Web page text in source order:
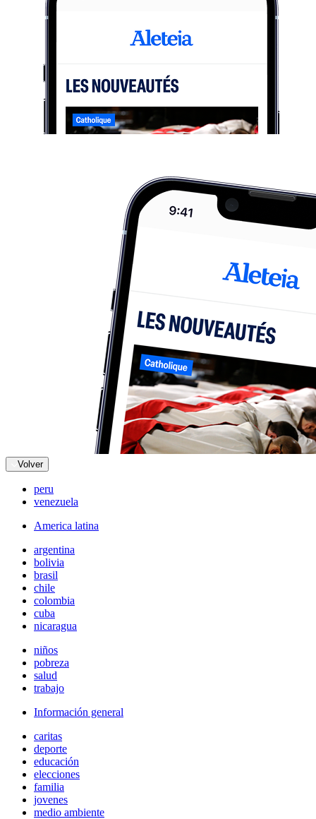
Volver
peru
venezuela
America latina
argentina
bolivia
brasil
chile
colombia
cuba
nicaragua
niños
pobreza
salud
trabajo
Información general
caritas
deporte
educación
elecciones
familia
jovenes
medio ambiente